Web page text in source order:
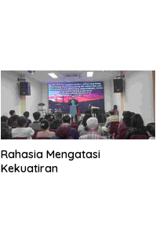
Rahasia Mengatasi
Kekuatiran